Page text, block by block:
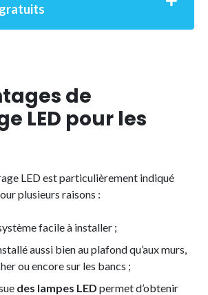
de
LED pour les
LED est particulièrement indiqué
plusieurs raisons :
facile à installer ;
aussi bien au plafond qu’aux murs,
ou encore sur les bancs ;
des lampes LED permet d’obtenir